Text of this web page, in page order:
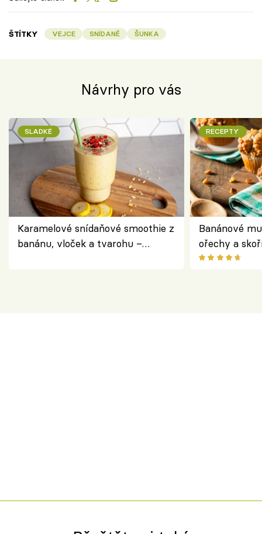
ŠTÍTKY VEJCE SNÍDANĚ ŠUNKA
Návrhy pro vás
SLADKÉ
Karamelové snídaňové smoothie z
banánu, vloček a tvarohu –
RECEPTY
Banánové
ořechy a